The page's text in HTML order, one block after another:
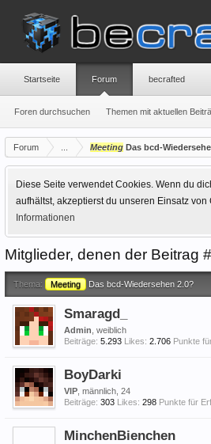
Forum Meeting Das bcd-
Diese Seite verwendet Cookies. Wenn du
aufhältst, akzeptierst du unseren Einsatz von
Informationen
Mitglieder, denen der Beitrag
Thema: Meeting Das bcd-Wiedersehen 2.0?
Smaragd_
Admin , weiblich
Beiträge: 5.293 Likes: 2.706 Punkte
BoyDarki
VIP , männlich, 24
Beiträge: 303 Likes: 298 Punkte für
MinchenBienchen
Startseite Forum
Foren durchsuchen Themen mit aktuellen
becrafted